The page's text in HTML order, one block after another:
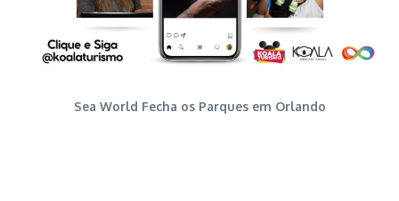
Sea World Fecha os Parques em Orlando